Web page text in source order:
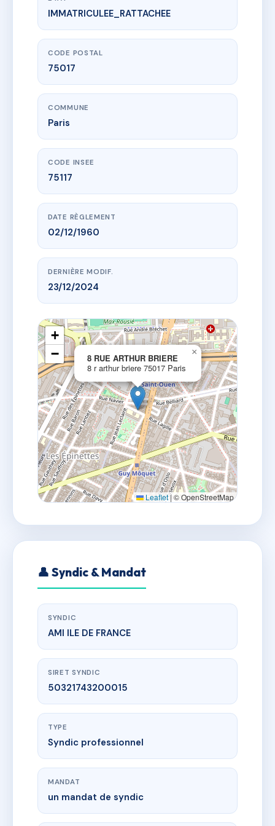
www.vme.plus/AC6818330
8 RUE ARTHUR BRIERE
8 r arthur briere
IMMATRICULEE_RATTACHEE
CODE POSTAL
75017
COMMUNE
Paris
CODE INSEE
75117
DATE RÈGLEMENT
02/12/1960
DERNIÈRE MODIF.
23/12/2024
8 RUE ARTHUR BRIERE
8 r arthur briere 75017 Paris
×
+
−
Leaflet|© OpenStreetMap
👤 Syndic & Mandat
SYNDIC
AMI ILE DE FRANCE
SIRET SYNDIC
50321743200015
TYPE
Syndic professionnel
MANDAT
un mandat de syndic